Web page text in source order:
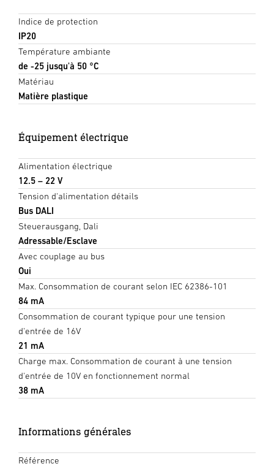
Indice de protection
IP20
Température ambiante
de -25 jusqu'à 50 °C
Matériau
Matière plastique
Équipement électrique
Alimentation électrique
12.5 – 22 V
Tension d'alimentation détails
Bus DALI
Steuerausgang, Dali
Adressable/Esclave
Avec couplage au bus
Oui
Max. Consommation de courant selon IEC 62386-101
84 mA
Consommation de courant typique pour une tension
d'entrée de 16V
21 mA
Charge max. Consommation de courant à une tension
d'entrée de 10V en fonctionnement normal
38 mA
Informations générales
Référence